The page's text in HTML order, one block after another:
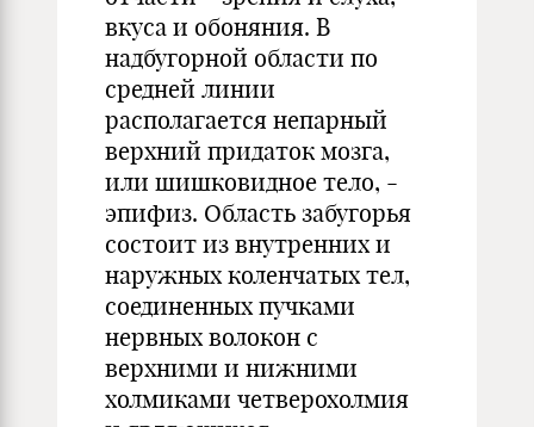
вкуса и обоняния. В
надбугорной области по
средней линии
располагается непарный
верхний придаток мозга,
или шишковидное тело, -
эпифиз. Область забугорья
состоит из внутренних и
наружных коленчатых тел,
соединенных пучками
нервных волокон с
верхними и нижними
холмиками четверохолмия